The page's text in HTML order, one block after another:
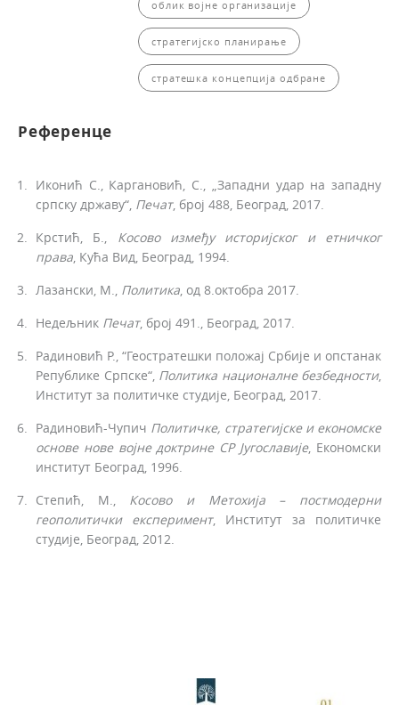
облик војне организације
стратегијско планирање
стратешка концепција одбране
Референце
Иконић С., Каргановић, С., „Западни удар на западну
српску државу“, Печат, број 488, Београд, 2017.
Крстић, Б., Косово између историјског и етничког
права, Кућа Вид, Београд, 1994.
Лазански, М., Политика, од 8.октобра 2017.
Недељник Печат, број 491., Београд, 2017.
Радиновић Р., “Геостратешки положај Србије и опстанак
Републике Српске“, Политика националне безбедности,
Институт за политичке студије, Београд, 2017.
Радиновић-Чупич Политичке, стратегијске и економске
основе нове војне доктрине СР Југославије, Економски
институт Београд, 1996.
Степић, М., Косово и Метохија – постмодерни
геополитички експеримент, Институт за политичке
студије, Београд, 2012.